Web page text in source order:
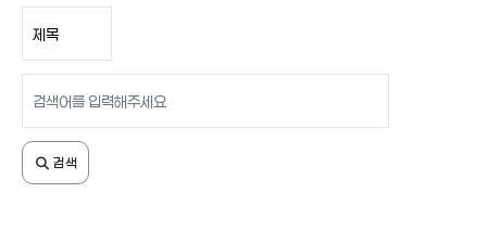
검색